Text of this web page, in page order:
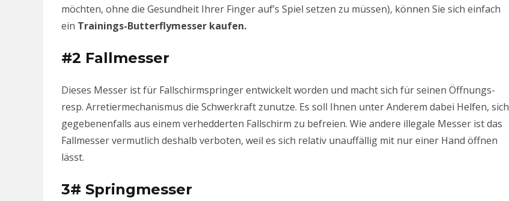
möchten, ohne die Gesundheit Ihrer Finger auf’s Spiel setzen zu müssen), können Sie sich einfach
ein Trainings-Butterflymesser kaufen.
#2 Fallmesser
Dieses Messer ist für Fallschirmspringer entwickelt worden und macht sich für seinen Öffnungs-
resp. Arretiermechanismus die Schwerkraft zunutze. Es soll Ihnen unter Anderem dabei Helfen, sich
gegebenenfalls aus einem verhedderten Fallschirm zu befreien. Wie andere illegale Messer ist das
Fallmesser vermutlich deshalb verboten, weil es sich relativ unauffällig mit nur einer Hand öffnen
lässt.
3# Springmesser